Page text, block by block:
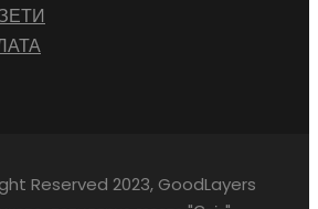
Reserved 2023, GoodLayers